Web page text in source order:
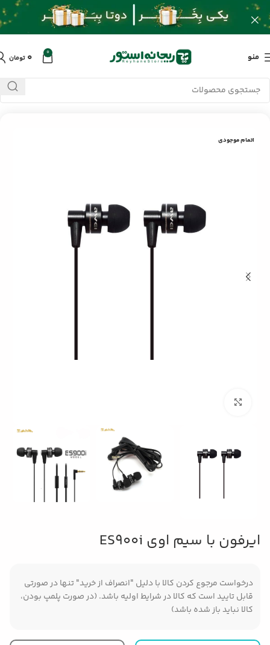
منو 0 ۰ تومان
خانه/محصولات/لوازم جانبی موبایل/ایرفون با سیم اوی ES900i
اتمام موجودی
ایرفون با سیم اوی ES900i
درخواست مرجوع کردن کالا با دلیل "انصراف از خرید" تنها در صورتی
قابل تایید است که کالا در شرایط اولیه باشد. (در صورت پلمپ بودن،
کالا نباید باز شده باشد)